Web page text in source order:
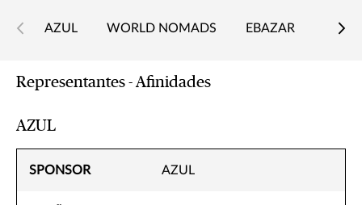
AZUL WORLD NOMADS EBAZAR
Representantes - Afinidades
AZUL
SPONSOR AZUL